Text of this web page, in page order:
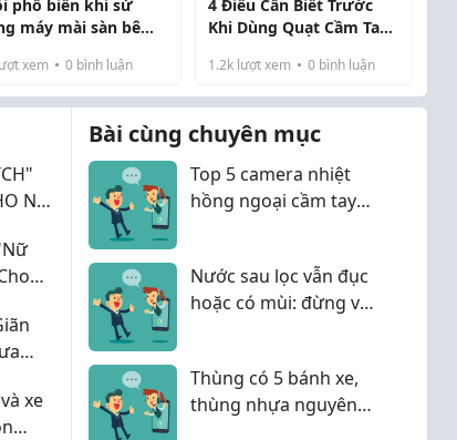
phổ biến khi sử
máy mài sàn bê
xem 0 bình luận
4 Điều Cần Biết Trước
Khi Dùng Quạt Cầm Tay
1.2klượt xem 0bình luận
NỮ
xe
Bài cùng chuyên mục
Top 5 camera nhiệt
hồng ngoại cầm tay
Nước sau lọc vẫn đục
hoặc có mùi: đừng vội
Thùng có 5 bánh xe,
thùng nhựa nguyên